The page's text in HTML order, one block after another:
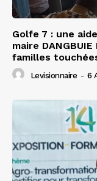
Golfe 7 : une
maire
familles
Levisionnaire - 6